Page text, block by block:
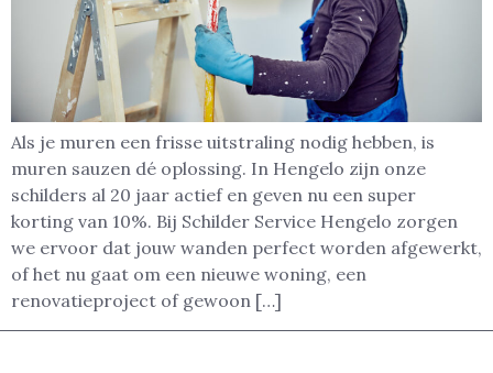
Als je muren een frisse uitstraling nodig hebben, is
muren sauzen dé oplossing. In Hengelo zijn onze
schilders al 20 jaar actief en geven nu een super
korting van 10%. Bij Schilder Service Hengelo zorgen
we ervoor dat jouw wanden perfect worden afgewerkt,
of het nu gaat om een nieuwe woning, een
renovatieproject of gewoon […]